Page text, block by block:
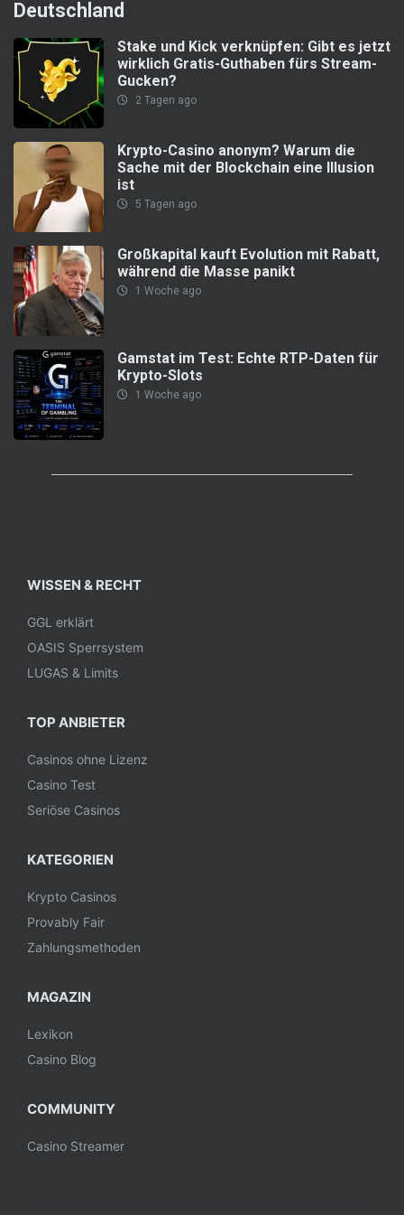
Deutschland
Stake und Kick verknüpfen: Gibt es jetzt
wirklich Gratis-Guthaben fürs Stream-
Gucken?
2 Tagen ago
Krypto-Casino anonym? Warum die
Sache mit der Blockchain eine Illusion
ist
5 Tagen ago
Großkapital kauft Evolution mit Rabatt,
während die Masse panikt
1 Woche ago
Gamstat im Test: Echte RTP-Daten für
Krypto-Slots
1 Woche ago
WISSEN & RECHT
GGL erklärt
OASIS Sperrsystem
LUGAS & Limits
TOP ANBIETER
Casinos ohne Lizenz
Casino Test
Seriöse Casinos
KATEGORIEN
Krypto Casinos
Provably Fair
Zahlungsmethoden
MAGAZIN
Lexikon
Casino Blog
COMMUNITY
Casino Streamer